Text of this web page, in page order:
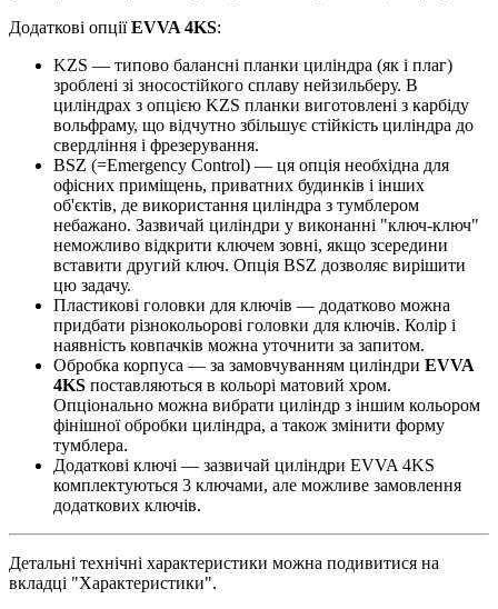
Додаткові опціїEVVA 4KS:
KZS — типово балансні планки циліндра (як і плаг)
зроблені зі зносостійкого сплаву нейзильберу. В
циліндрах з опцією KZS планки виготовлені з карбіду
вольфраму, що відчутно збільшує стійкість циліндра до
свердління і фрезерування.
BSZ (=Emergency Control) — ця опція необхідна для
офісних приміщень, приватних будинків і інших
об'єктів, де використання циліндра з тумблером
небажано. Зазвичай циліндри у виконанні "ключ-ключ"
неможливо відкрити ключем зовні, якщо зсередини
вставити другий ключ. Опція BSZ дозволяє вирішити
цю задачу.
Пластикові головки для ключів — додатково можна
придбати різнокольорові головки для ключів. Колір і
наявність ковпачків можна уточнити за запитом.
Обробка корпуса — за замовчуванням циліндри EVVA
4KS поставляються в кольорі матовий хром.
Опціонально можна вибрати циліндр з іншим кольором
фінішної обробки циліндра, а також змінити форму
тумблера.
Додаткові ключі — зазвичай циліндри EVVA 4KS
комплектуються 3 ключами, але можливе замовлення
додаткових ключів.
Детальні технічні характеристики можна подивитися на
вкладці "Характеристики".